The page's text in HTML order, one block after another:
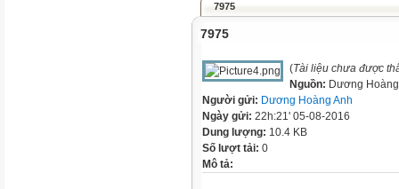
7975
7975
(Tài liệu chưa được
Nguồn: Dương
Người gửi: Dương Hoàng Anh
Ngày gửi: 22h:21' 05-08-2016
Dung lượng: 10.4 KB
Số lượt tải: 0
Mô tả: